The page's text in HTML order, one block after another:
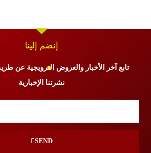
إنضم إلينا
تابع آخر الأخبار والعروض الترويجية عن
نشرتنا الإخبارية
SEND